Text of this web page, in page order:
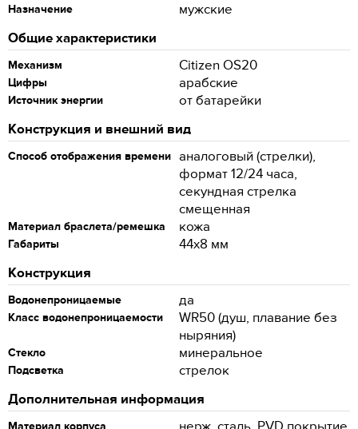
Назначение
мужские
Общие характеристики
Механизм Citizen OS20
Цифры арабские
Источник энергии
от батарейки
Конструкция и внешний вид
Способ отображения времени аналоговый (стрелки),
формат 12/24 часа,
секундная стрелка
смещенная
Материал браслета/ремешка кожа
Габариты
44x8 мм
Конструкция
Водонепроницаемые да
Класс водонепроницаемости
WR50 (душ, плавание без
ныряния)
Стекло минеральное
Подсветка
стрелок
Дополнительная информация
Материал корпуса